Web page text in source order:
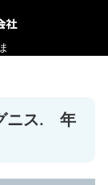
ニス. 年